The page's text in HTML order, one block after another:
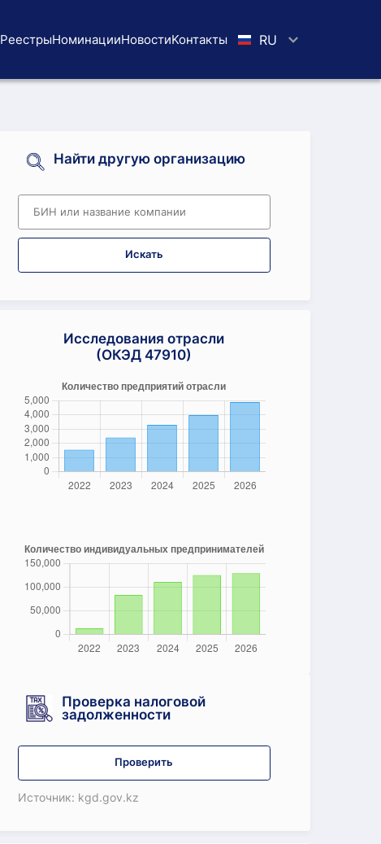
РеестрыНоминацииНовостиKoнтaкты RU
Найти другую организацию
Искать
Исследования отрасли
(ОКЭД 47910)
Проверка налоговой
задолженности
Проверить
Источник: kgd.gov.kz